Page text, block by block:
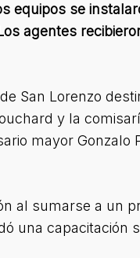
equipos se
agentes
San Lorenzo
y la
mayor Gonzalo
al sumarse a un
una capacitación